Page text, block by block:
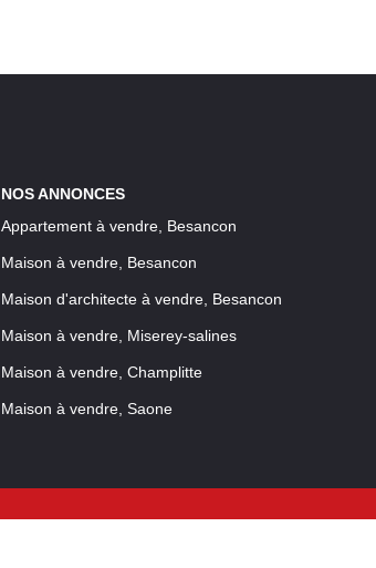
NOS ANNONCES
Appartement à vendre, Besancon
Maison à vendre, Besancon
Maison d'architecte à vendre, Besancon
Maison à vendre, Miserey-salines
Maison à vendre, Champlitte
Maison à vendre, Saone